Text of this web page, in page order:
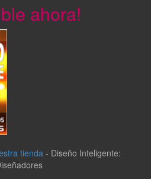
ahora!
tienda- Diseño Inteligente: